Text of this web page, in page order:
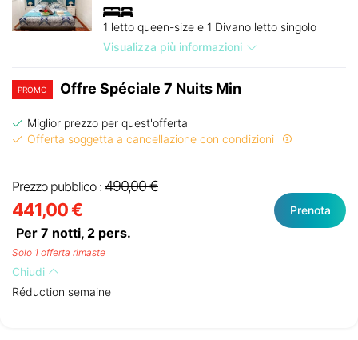
1 letto queen-size e 1 Divano letto singolo
Visualizza più informazioni
PROMO Offre Spéciale 7 Nuits Min
Miglior prezzo per quest'offerta
Offerta soggetta a cancellazione con condizioni
Prezzo pubblico : 490,00 €
441,00 €
Per 7 notti, 2 pers.
Prenota
Solo 1 offerta rimaste
Chiudi
Réduction semaine